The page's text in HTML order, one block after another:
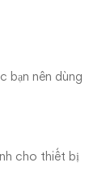
bạn nên dùng
cho thiết bị